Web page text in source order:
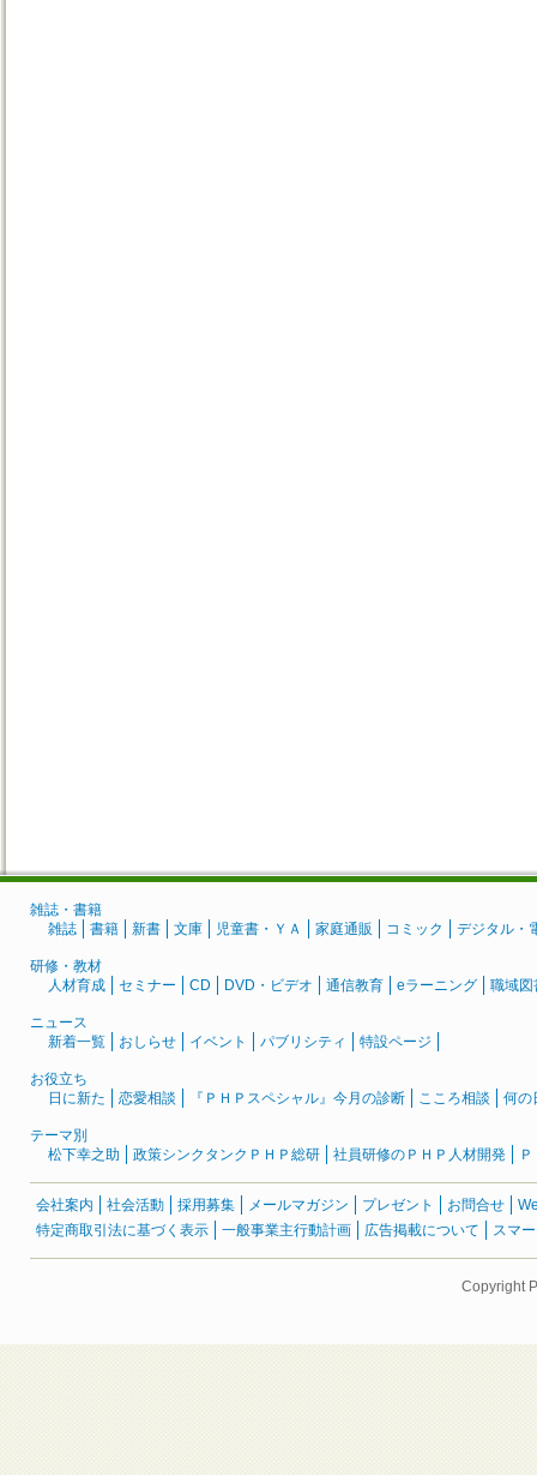
雑誌・書籍
雑誌
書籍 新書 文庫 児童書・ＹＡ 家庭通販 コミック デジタル・
研修・教材
人材育成
セミナー CD DVD・ビデオ 通信教育 eラーニング 職域図
ニュース
新着一覧
おしらせ イベント パブリシティ 特設ページ
お役立ち
日に新た
恋愛相談 『ＰＨＰスペシャル』今月の診断 こころ相談 何の
テーマ別
松下幸之助
政策シンクタンクＰＨＰ総研 社員研修のＰＨＰ人材開発
会社案内 社会活動 採用募集 メールマガジン プレゼント お問合せ
特定商取引法に基づく表示
一般事業主行動計画 広告掲載について スマ
Copyright